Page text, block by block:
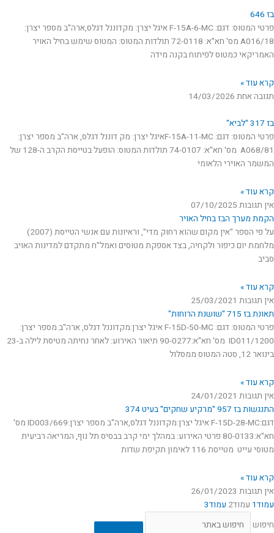
בז 646
פרטי המטוס: דגם: F-15A-6-MC איגל יצרן: מקדוננל דגלס,ארה"ב מספר יצרן:
18/A016 מס' חא"א: 72-0118 תולדות המטוס: המטוס שימש בחיל האויר
האמריקאי כמטוס לפיתוח בקנה מידה
קרא עוד »
תגובה אחת 14/03/2026
בז 317 "לביא"
פרטי המטוס: דגם: F-15A-11-MCאיגל יצרן: מק דוננל דגלס, ארה"ב מספר יצרן:
81/A068 מס' חא"א: 74-0107 תולדות המטוס: הופעל בטייסת הקרב ה-128 של
המשמר האוירי הלאומי
קרא עוד »
אין תגובות 07/10/2025
הקמת מערך הבז בחיל האויר
על פי הספר "אין מקום שהוא רחוק מדי", וראיונות עם אנשי הטייסת (2007)
מלחמת יום כיפור ולקחיה, בצד אספקת מטוסים ואמל"ח מתקדם למדינות האויב
סביב
קרא עוד »
אין תגובות 25/03/2021
תאונת בז 715 "שושנת הרוחות"
פרטי המטוס: דגם: F-15D-50-MC איגל יצרן:מקדוננל דגלס, ארה"ב מספר יצרן:
1200/ID011 מס' חא"א:90-0277 תיאור האירוע: לאחר נחיתה מטיסת לילה ב-23
בינואר 12, סטה המטוס ממסלול
קרא עוד »
אין תגובות 24/01/2021
התנגשות בז 957 "מרקיע שחקים" בעיט 374
דגם:F-15D-28-MC איגל יצרן:מקדוננל דגלס,ארה"ב מספר יצרן:669/ID003 מס'
חא"א:80-0133 פרטי האירוע: במהלך ימי קרב בבסיס תל נוף, המריאה רביעית
מטוסי עייט מטייסת 116 לאימון תקיפת שדות
קרא עוד »
אין תגובות 26/01/2023
עמוד1 עמוד2 עמוד3
חיפוש